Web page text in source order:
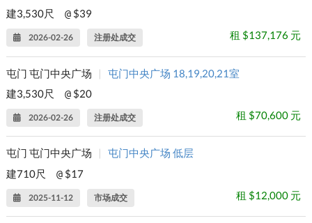
建3,530尺
@ $39
2026-02-26 注册处成交 租 $137,176 元
屯门 屯门中央广场 |
屯门中央广场 18,19,20,21室
建3,530尺
@ $20
2026-02-26 注册处成交 租 $70,600 元
屯门 屯门中央广场
屯门中央广场 低层
建710尺
@ $17
2025-11-12 市场成交 租 $12,000 元